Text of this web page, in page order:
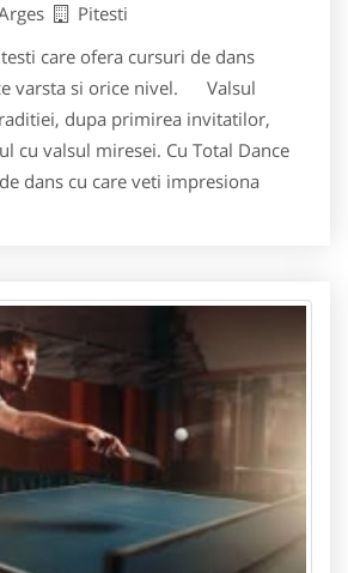
Pitesti
care ofera cursuri de dans
varsta si orice nivel. Valsul
dupa primirea invitatilor,
cu valsul miresei. Cu Total Dance
dans cu care veti impresiona